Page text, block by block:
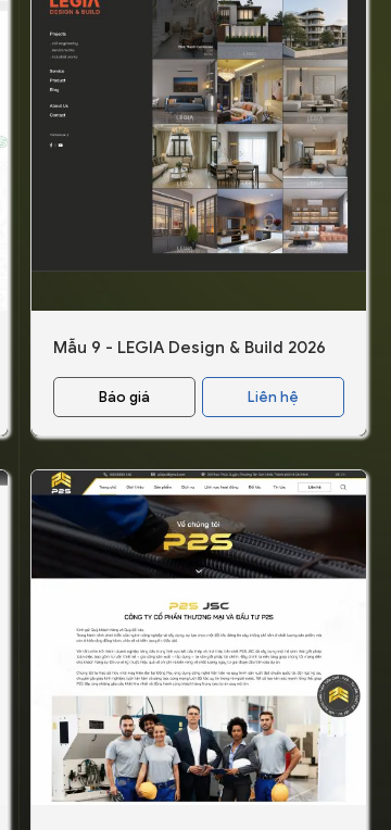
Mẫu 9 - LEGIA Design & Build 2026
Báo giá Liên hệ